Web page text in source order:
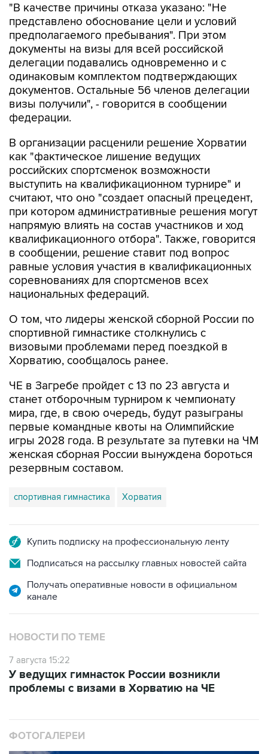
"В качестве причины отказа указано: "Не
представлено обоснование цели и условий
предполагаемого пребывания". При этом
документы на визы для всей российской
делегации подавались одновременно и с
одинаковым комплектом подтверждающих
документов. Остальные 56 членов делегации
визы получили", - говорится в сообщении
федерации.
В организации расценили решение Хорватии
как "фактическое лишение ведущих
российских спортсменок возможности
выступить на квалификационном турнире" и
считают, что оно "создает опасный прецедент,
при котором административные решения могут
напрямую влиять на состав участников и ход
квалификационного отбора". Также, говорится
в сообщении, решение ставит под вопрос
равные условия участия в квалификационных
соревнованиях для спортсменов всех
национальных федераций.
О том, что лидеры женской сборной России по
спортивной гимнастике столкнулись с
визовыми проблемами перед поездкой в
Хорватию, сообщалось ранее.
ЧЕ в Загребе пройдет с 13 по 23 августа и
станет отборочным турниром к чемпионату
мира, где, в свою очередь, будут разыграны
первые командные квоты на Олимпийские
игры 2028 года. В результате за путевки на ЧМ
женская сборная России вынуждена бороться
резервным составом.
спортивная гимнастика Хорватия
Купить подписку на профессиональную ленту
Подписаться на рассылку главных новостей сайта
Получать оперативные новости в официальном
канале
НОВОСТИ ПО ТЕМЕ
7 августа 15:22
У ведущих гимнасток России возникли
проблемы с визами в Хорватию на ЧЕ
ФОТОГАЛЕРЕИ